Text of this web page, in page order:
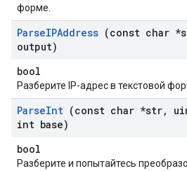
форме.
ParseIPAddress (const char
output)
bool
Разберите IP-адрес в текстовой
ParseInt (const char *str,
int base)
bool
Разберите и попытайтесь